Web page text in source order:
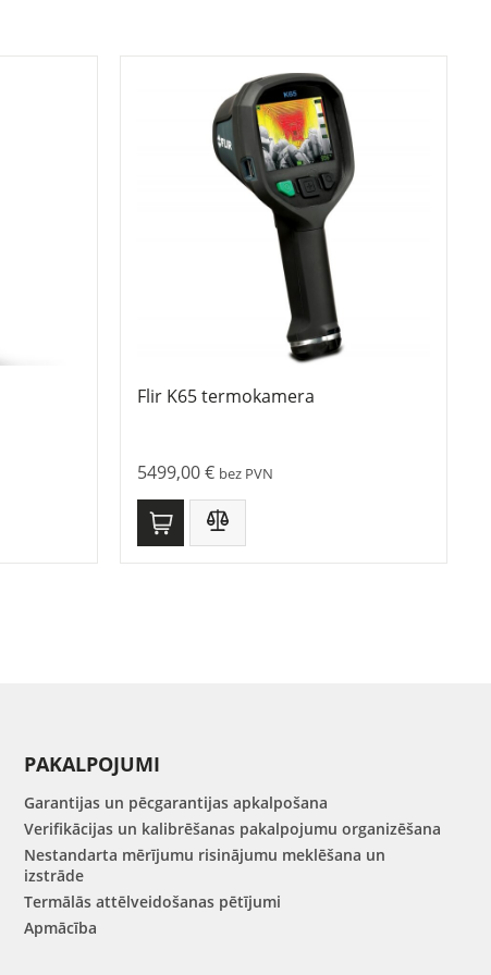
Flir K65 termokamera
5499,00€ bez PVN
PAKALPOJUMI
Garantijas un pēcgarantijas apkalpošana
Verifikācijas un kalibrēšanas pakalpojumu organizēšana
Nestandarta mērījumu risinājumu meklēšana un
izstrāde
Termālās attēlveidošanas pētījumi
Apmācība